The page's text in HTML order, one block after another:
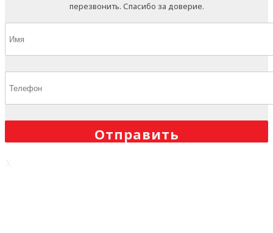
перезвонить. Спасибо за доверие.